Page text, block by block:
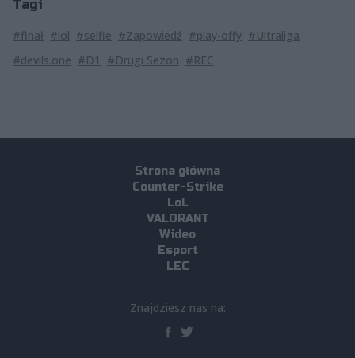
Tagi
#finał #lol #selfie #Zapowiedź #play-offy #Ultraliga
#devils.one #D1 #Drugi Sezon #REC
Strona główna
Counter-Strike
LoL
VALORANT
Wideo
Esport
LEC
Znajdziesz nas na: